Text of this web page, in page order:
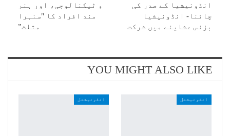
انڈونیشیا کے صدر کی
چائنا- انڈونیشیا
بزنس عشایئے میں شرکت
و ٹیکنالوجی، اور ہنر
مند افراد کا "سنہرا
مثلث”
YOU MIGHT ALSO LIKE
انٹرنیشنل انٹرنیشنل